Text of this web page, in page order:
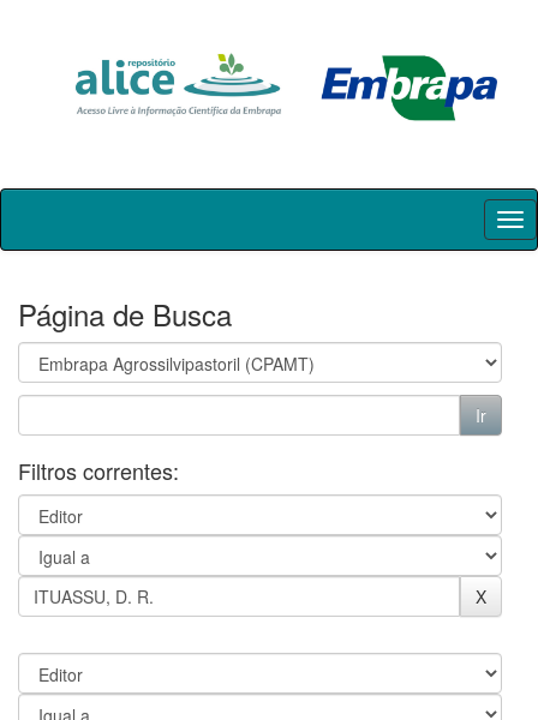
Skip
Página de Busca
Filtros correntes: